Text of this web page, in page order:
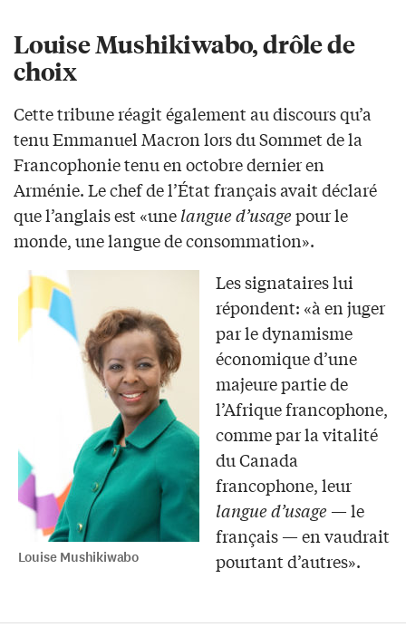
Louise Mushikiwabo, drôle de
choix
Cette tribune réagit également au discours qu’a
tenu Emmanuel Macron lors du Sommet de la
Francophonie tenu en octobre dernier en
Arménie. Le chef de l’État français avait déclaré
que l’anglais est «unelangue d’usagepour le
monde, une langue de consommation».
Louise Mushikiwabo
Les signataires lui
répondent: «à en juger
par le dynamisme
économique d’une
majeure partie de
l’Afrique francophone,
comme par la vitalité
du Canada
francophone, leur
langue d’usage — le
français — en vaudrait
pourtant d’autres».